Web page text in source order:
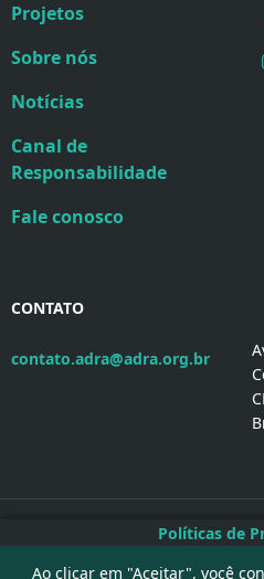
Projetos
Sobre nós
Notícias
Canal de
Responsabilidade
Fale conosco
CONTATO
contato.adra@adra.org.br
Políticas de
Políticas
Ao clicar em "Aceitar", você